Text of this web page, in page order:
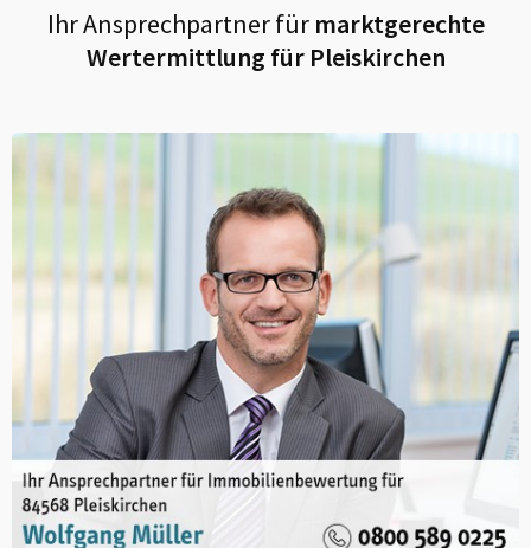
Ihr Ansprechpartner fürmarktgerechte
Wertermittlung für Pleiskirchen